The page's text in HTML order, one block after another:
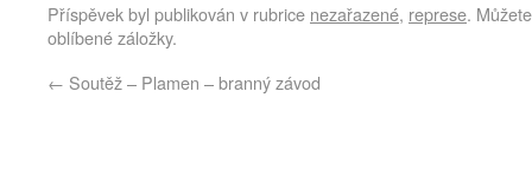
Příspěvek byl publikován v rubrice nezařazené, represe.
oblíbené záložky.
← Soutěž – Plamen – branný závod